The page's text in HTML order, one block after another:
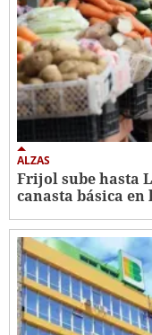
ALZAS
Frijol sube hasta
canasta básica